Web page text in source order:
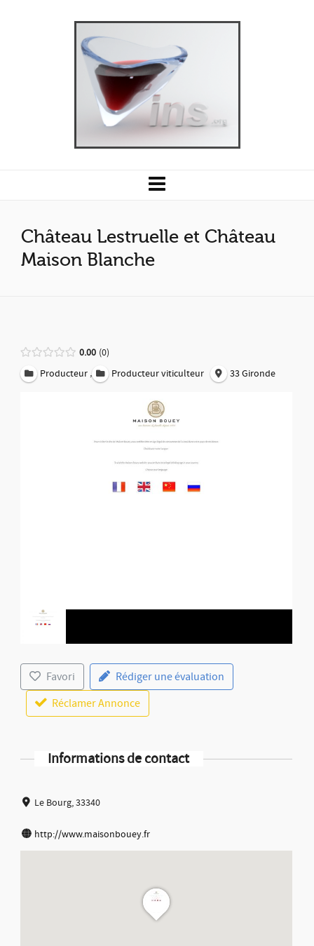
Château Lestruelle et Château
Maison Blanche
0.00 0
Producteur , Producteur viticulteur 33 Gironde
Favori
Rédiger une évaluation
Réclamer Annonce
Informations de contact
Le Bourg, 33340
http://www.maisonbouey.fr